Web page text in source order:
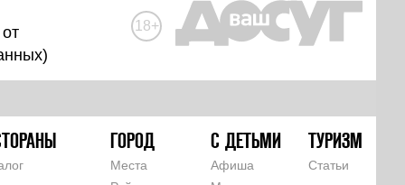
)
18+
ГОРОД
Места
С ДЕТЬМИ
Афиша
ТУРИЗМ
Статьи